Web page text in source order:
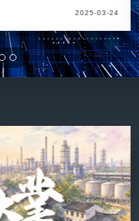
2025-03-24